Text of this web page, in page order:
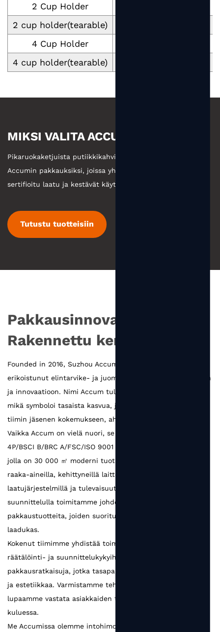
2 Cup Holder
2 cup holder(tearable)
4 Cup Holder
4 cup holder(tearable)
MIKSI VALITA ACCUM
Pikaruokaketjuista putiikkikahviin yritykset valitsevat
Accumin pakkauksiksi, joissa yhdistyvät valmistusvoima,
sertifioitu laatu ja kestävät käytännöt.
Tutustu tuotteisiin
Pakkausinnovaatiot
Rakennettu kertymiseen
Founded in 2016, Suzhou Accum Packaging Co., Ltd. on
erikoistunut elintarvike- ja juomapakkausten valmistukseen
ja innovaatioon. Nimi Accum tulee sanasta kerääminen,
mikä symboloi tasaista kasvua, joka perustuu jokaisen
tiimin jäsenen kokemukseen, ahkeruuteen ja viisauteen.
Vaikka Accum on vielä nuori, se on kehittynyt SEDEX
4P/BSCI B/BRC A/FSC/ISO 9001 -sertifioiduksi tehtaaksi,
jolla on 30 000 ㎡ moderni tuotantolaitos. Luotettavilla
raaka-aineilla, kehittyneillä laitteilla, tiukoilla
laatujärjestelmillä ja tulevaisuuteen suuntautuneella
suunnittelulla toimitamme johdonmukaisesti
pakkaustuotteita, joiden suorituskyky on luotettava ja
laadukas.
Kokenut tiimimme yhdistää toimialaosaamisen vahvoihin
räätälöinti- ja suunnittelukykyihin luoden
pakkausratkaisuja, jotka tasapainottavat toiminnallisuutta
ja estetiikkaa. Varmistamme tehokkaan viestinnän ja
lupaamme vastata asiakkaiden tarpeisiin 48 tunnin
kuluessa.
Me Accumissa olemme intohimoisia pakkaamiseen ja